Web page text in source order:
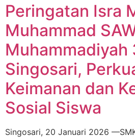
Peringatan Isra
Muhammad
Muhammadiyah
Singosari,
Keimanan dan
Sosial Siswa
Singosari, 20 Januari 2026